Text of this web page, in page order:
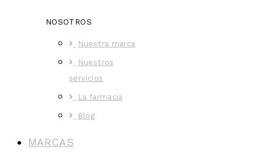
NOSOTROS
Nuestra marca
Nuestros
servicios
La farmacia
Blog
MARCAS